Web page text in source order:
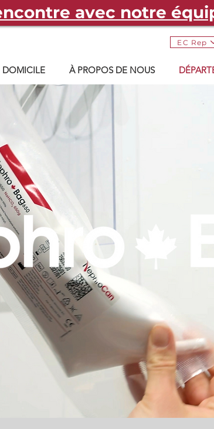
avec notre
EC Rep
DOMICILE À PROPOS DE NOUS